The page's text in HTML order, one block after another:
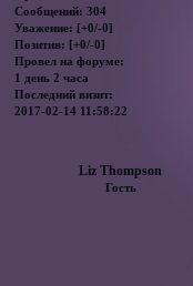
Сообщений: 304
Уважение: [+0/-0]
Позитив: [+0/-0]
Провел на форуме:
1 день 2 часа
Последний визит:
2017-02-14 11:58:22
Liz Thompson
Гость